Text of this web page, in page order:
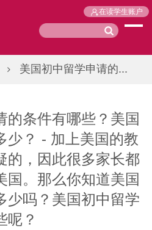
在读学生账户
美国初中留学申请的...
的条件有哪些？美国
少？ - 加上美国的教
的，因此很多家长都
国。那么你知道美国
少吗？美国初中留学
呢？